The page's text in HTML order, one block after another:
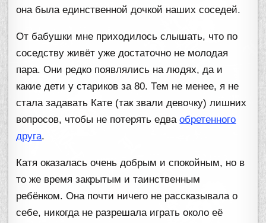
она была единственной дочкой наших соседей.
От бабушки мне приходилось слышать, что по
соседству живёт уже достаточно не молодая
пара. Они редко появлялись на людях, да и
какие дети у стариков за 80. Тем не менее, я не
стала задавать Кате (так звали девочку) лишних
вопросов, чтобы не потерять едваобретенного
друга.
Катя оказалась очень добрым и спокойным, но в
то же время закрытым и таинственным
ребёнком. Она почти ничего не рассказывала о
себе, никогда не разрешала играть около её